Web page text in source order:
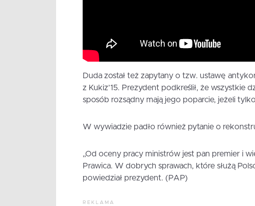
Duda został też zapytany o tzw. ustawę
z Kukiz’15. Prezydent podkreślił, że wszystkie
sposób rozsądny mają jego poparcie, jeżeli
W wywiadzie padło również pytanie o
„Od oceny pracy ministrów jest pan premier i
Prawica. W dobrych sprawach, które służą
powiedział prezydent. (PAP)
REKLAMA